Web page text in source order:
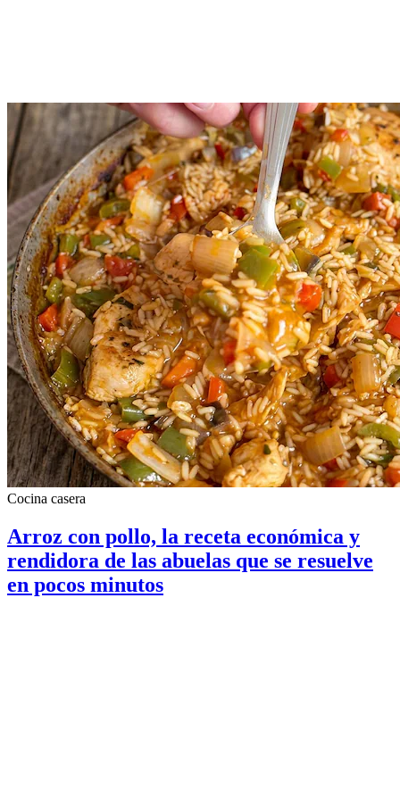
Cocina casera
Arroz con pollo, la receta económica y
rendidora de las abuelas que se resuelve
en pocos minutos